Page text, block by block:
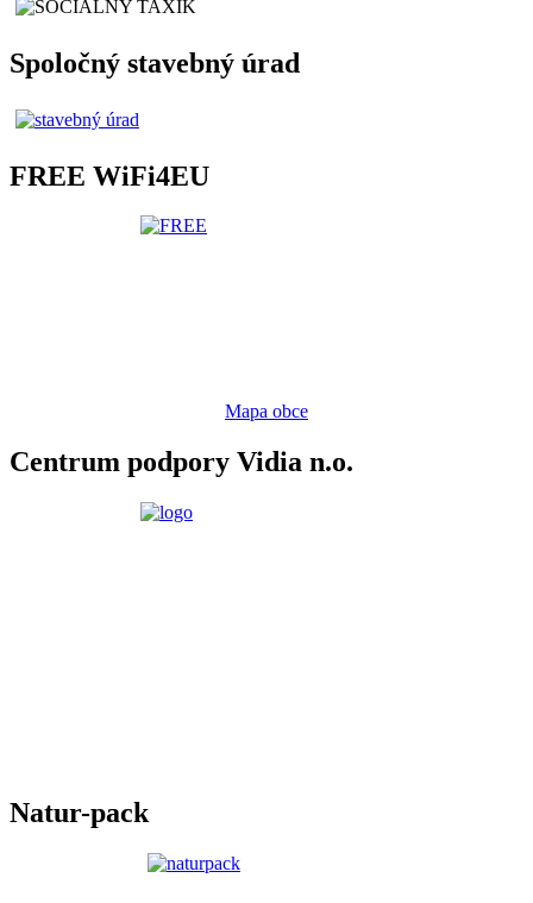
Spoločný stavebný úrad
FREE WiFi4EU
Mapa obce
Centrum podpory Vidia n.o.
Natur-pack